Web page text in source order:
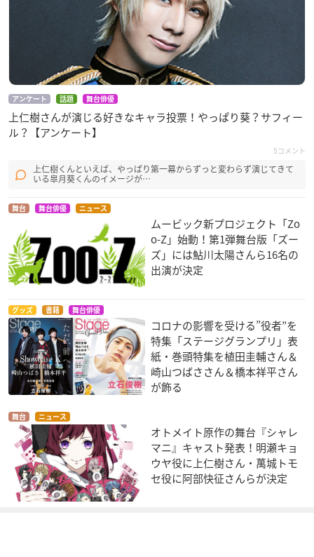
アンケート 話題 舞台俳優
上仁樹さんが演じる好きなキャラ投票！やっぱり葵？サフィー
ル？【アンケート】
5コメント
上仁樹くんといえば、やっぱり第一幕からずっと変わらず演じてきて
いる皐月葵くんのイメージが…
舞台 舞台俳優 ニュース
ムービック新プロジェクト「Zo
o-Z」始動！第1弾舞台版「ズー
ズ」には鮎川太陽さんら16名の
出演が決定
グッズ 書籍 舞台俳優
コロナの影響を受ける”役者”を
特集「ステージグランプリ」表
紙・巻頭特集を植田圭輔さん＆
崎山つばささん＆橋本祥平さん
が飾る
舞台 ニュース
オトメイト原作の舞台『シャレ
マニ』キャスト発表！明瀬キョ
ウヤ役に上仁樹さん・萬城トモ
セ役に阿部快征さんらが決定